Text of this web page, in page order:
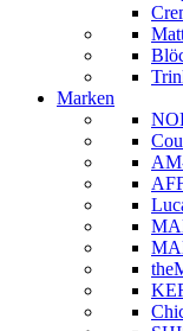
Marken